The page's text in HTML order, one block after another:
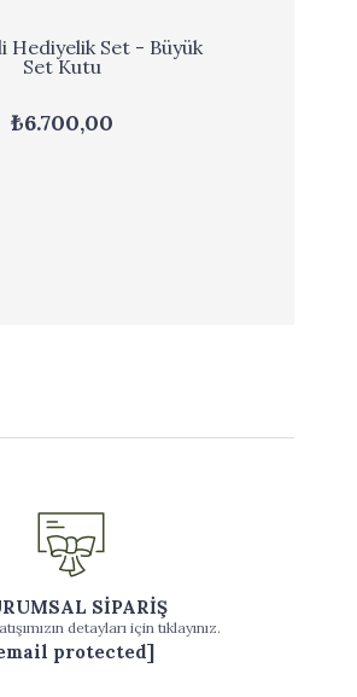
Set - Büyük
Set Kutu
₺6.700,00
SİPARİŞ
detayları için tıklayınız.
protected]